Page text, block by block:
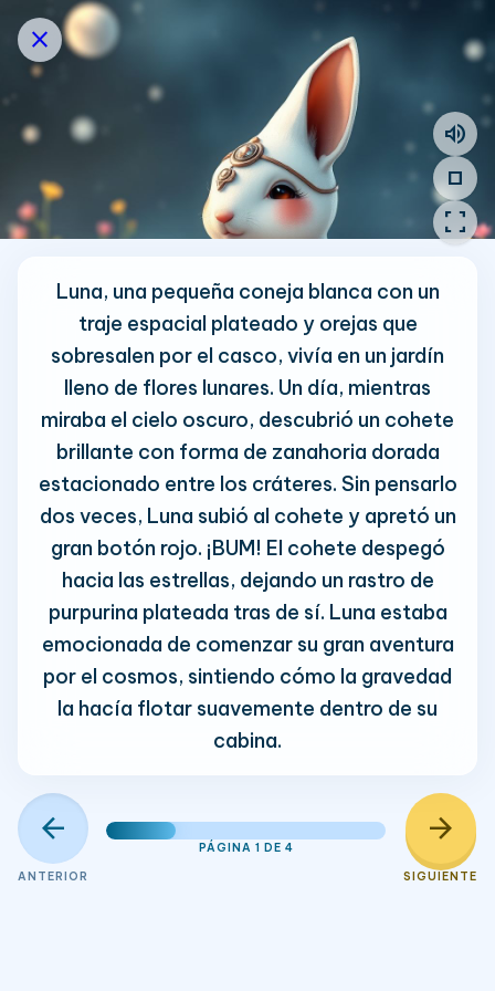
close
Luna, una pequeña coneja blanca con un
traje espacial plateado y orejas que
sobresalen por el casco, vivía en un jardín
lleno de flores lunares. Un día, mientras
miraba el cielo oscuro, descubrió un cohete
brillante con forma de zanahoria dorada
estacionado entre los cráteres. Sin pensarlo
dos veces, Luna subió al cohete y apretó un
gran botón rojo. ¡BUM! El cohete despegó
hacia las estrellas, dejando un rastro de
purpurina plateada tras de sí. Luna estaba
emocionada de comenzar su gran aventura
por el cosmos, sintiendo cómo la gravedad
la hacía flotar suavemente dentro de su
cabina.
arrow_back
ANTERIOR
PÁGINA 1 DE 4 arrow_forward
SIGUIENTE
volume_up
stop
fullscreen